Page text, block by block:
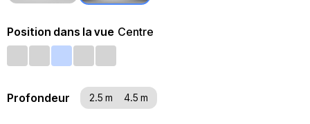
Position dans la vue Centre
Profondeur 2.5 m 4.5 m